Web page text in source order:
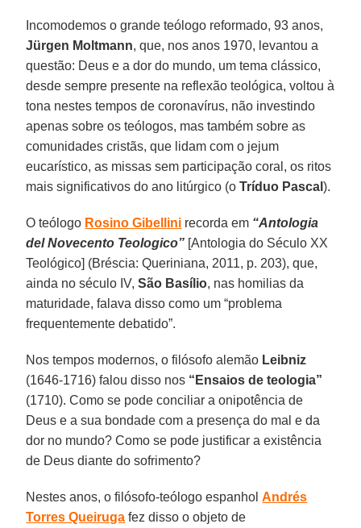
Incomodemos o grande teólogo reformado, 93 anos,
Jürgen Moltmann, que, nos anos 1970, levantou a
questão: Deus e a dor do mundo, um tema clássico,
desde sempre presente na reflexão teológica, voltou à
tona nestes tempos de coronavírus, não investindo
apenas sobre os teólogos, mas também sobre as
comunidades cristãs, que lidam com o jejum
eucarístico, as missas sem participação coral, os ritos
mais significativos do ano litúrgico (oTríduo Pascal).
O teólogo Rosino Gibellini recorda em “Antologia
del Novecento Teologico” [Antologia do Século XX
Teológico] (Bréscia: Queriniana, 2011, p. 203), que,
ainda no século IV,São Basílio, nas homilias da
maturidade, falava disso como um “problema
frequentemente debatido”.
Nos tempos modernos, o filósofo alemão Leibniz
(1646-1716) falou disso nos “Ensaios de teologia”
(1710). Como se pode conciliar a onipotência de
Deus e a sua bondade com a presença do mal e da
dor no mundo? Como se pode justificar a existência
de Deus diante do sofrimento?
Nestes anos, o filósofo-teólogo espanholAndrés
Torres Queiruga fez disso o objeto de